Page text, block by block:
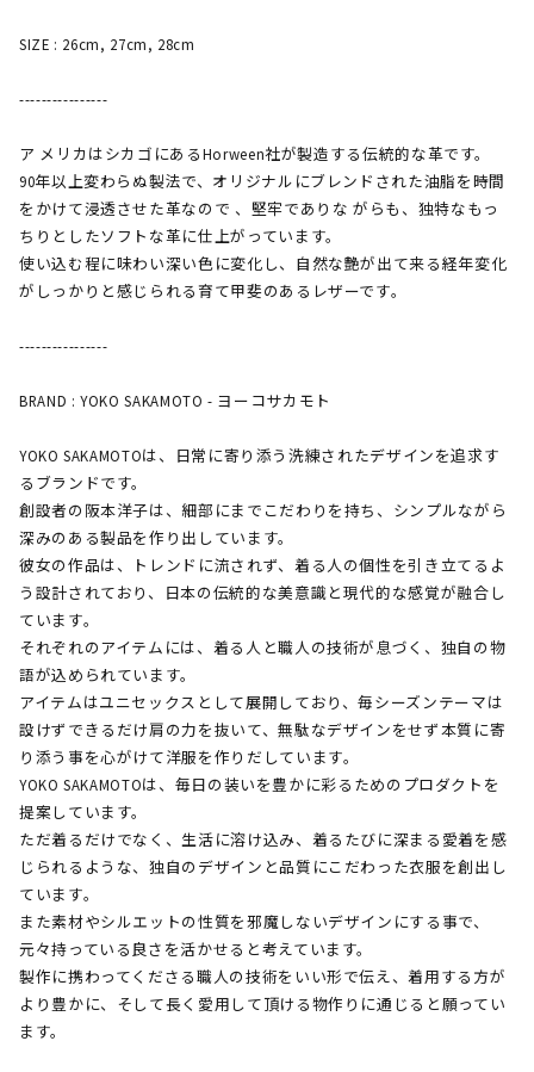
SIZE : 26cm, 27cm, 28cm
----------------
ア メリカはシカゴにあるHorween社が製造する伝統的な革です。
90年以上変わらぬ製法で、オリジナルにブレンドされた油脂を時間
をかけて浸透させた革なので 、堅牢でありな がらも、独特なもっ
ちりとしたソフトな革に仕上がっています。
使い込む程に味わい深い色に変化し、自然な艶が出て来る経年変化
がしっかりと感じられる育て甲斐のあるレザーです。
----------------
BRAND : YOKO SAKAMOTO - ヨーコサカモト
YOKO SAKAMOTOは、日常に寄り添う洗練されたデザインを追求す
るブランドです。
創設者の阪本洋子は、細部にまでこだわりを持ち、シンプルながら
深みのある製品を作り出しています。
彼女の作品は、トレンドに流されず、着る人の個性を引き立てるよ
う設計されており、日本の伝統的な美意識と現代的な感覚が融合し
ています。
それぞれのアイテムには、着る人と職人の技術が息づく、独自の物
語が込められています。
アイテムはユニセックスとして展開しており、毎シーズンテーマは
設けずできるだけ肩の力を抜いて、無駄なデザインをせず本質に寄
り添う事を心がけて洋服を作りだしています。
YOKO SAKAMOTOは、毎日の装いを豊かに彩るためのプロダクトを
提案しています。
ただ着るだけでなく、生活に溶け込み、着るたびに深まる愛着を感
じられるような、独自のデザインと品質にこだわった衣服を創出し
ています。
また素材やシルエットの性質を邪魔しないデザインにする事で、
元々持っている良さを活かせると考えています。
製作に携わってくださる職人の技術をいい形で伝え、着用する方が
より豊かに、そして長く愛用して頂ける物作りに通じると願ってい
ます。